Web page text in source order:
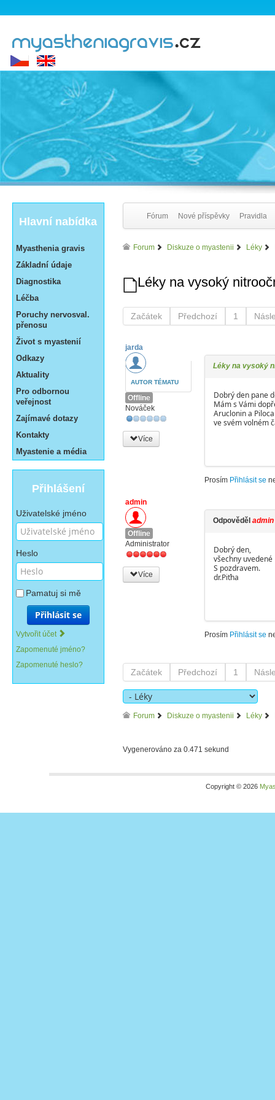
Hlavní nabídka
Myasthenia gravis
Základní údaje
Diagnostika
Léčba
Poruchy nervosval.
přenosu
Život s myastenií
Odkazy
Aktuality
Pro odbornou
veřejnost
Zajímavé dotazy
Kontakty
Myastenie a média
Přihlášení
Uživatelské jméno
Heslo
Pamatuj si mě
Přihlásit se
Vytvořit účet
Zapomenuté jméno?
Zapomenuté heslo?
Fórum Nové příspěvky Pravidla
Forum Diskuze o myastenii Léky
Léky na vysoký
Začátek Předchozí 1
jarda
AUTOR TÉMATU
Offline
Nováček
Více
Léky na vysoký
Dobrý den pane
Mám s Vámi
Aruclonin a
ve svém volném
Prosím Přihlásit se
admin
Offline
Administrator
Více
Odpověděl admin
Dobrý den,
všechny
S pozdravem.
dr.Piťha
Prosím Přihlásit se
Začátek Předchozí 1
Forum Diskuze o myastenii Léky
Vygenerováno za 0.471 sekund
Copyright © 2026